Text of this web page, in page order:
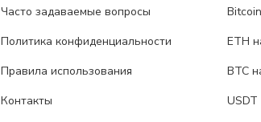
Часто задаваемые вопросы
Политика конфиденциальности
Правила использования
Контакты
ETH
BTC